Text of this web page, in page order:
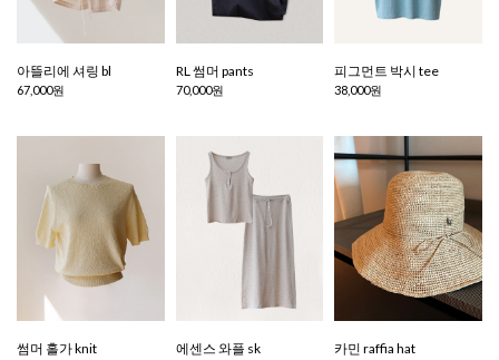
아뜰리에 셔링 bl
67,000원
RL 썸머 pants
70,000원
피그먼트 박시 tee
38,000원
썸머 홀가 knit 에센스 와플 sk 카민 raffia hat